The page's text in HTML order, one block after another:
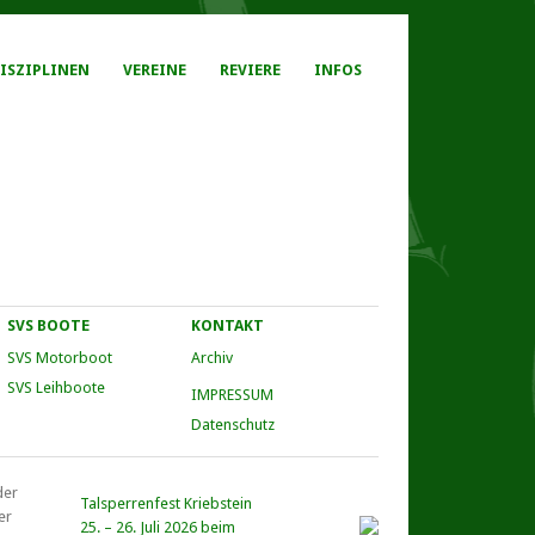
VEREINE REVIERE INFOS
SVS BOOTE
SVS Motorboot
SVS Leihboote
KONTAKT
Archiv
IMPRESSUM
Datenschutz
Talsperrenfest Kriebstein
25. – 26. Juli 2026 beim